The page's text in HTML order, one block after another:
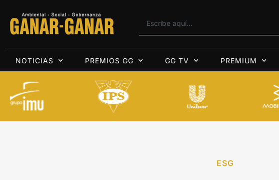
NOTICIAS PREMIOS GG GG TV PREMIUM
ESG